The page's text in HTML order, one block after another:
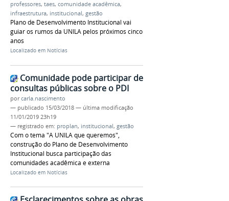
professores, taes, comunidade acadêmica,
infraestrutura, institucional, gestão
Plano de Desenvolvimento Institucional vai
guiar os rumos da UNILA pelos próximos cinco
anos
Localizado em Notícias
Comunidade pode participar de
consultas públicas sobre o PDI
porcarla.nascimento
— publicado 15/03/2018 — última modificação
11/01/2019 23h19
— registrado em: proplan, institucional, gestão
Com o tema "A UNILA que queremos",
construção do Plano de Desenvolvimento
Institucional busca participação das
comunidades acadêmica e externa
Localizado em Notícias